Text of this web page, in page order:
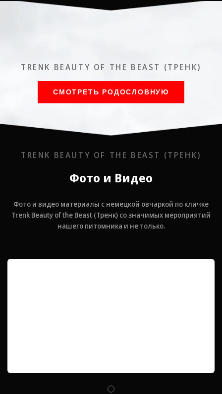
TRENK BEAUTY OF THE BEAST (ТРЕНК)
СМОТРЕТЬ РОДОСЛОВНУЮ
TRENK BEAUTY OF THE BEAST (ТРЕНК)
Фото и Видео
Фото и видео материалы с немецкой овчаркой по кличке
Trenk Beauty of the Beast (Тренк) со значимых мероприятий
нашего питомника и не только.